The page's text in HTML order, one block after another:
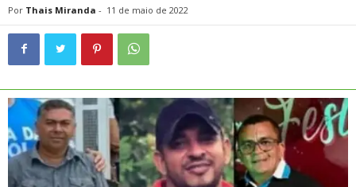
Por Thais Miranda - 11 de maio de 2022